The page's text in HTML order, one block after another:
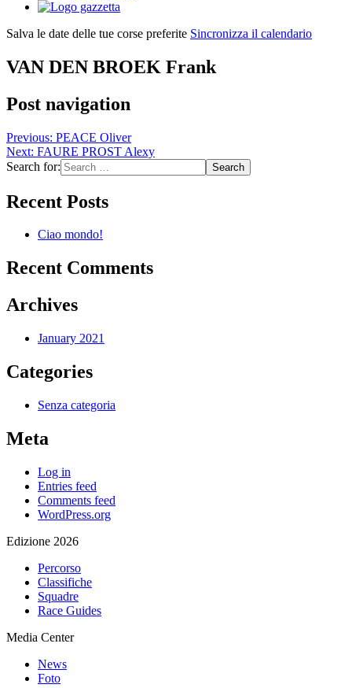
Salva le date delle tue corse preferite Sincronizza il calendario
VAN DEN BROEK Frank
Post navigation
Previous: PEACE Oliver
Next: FAURE PROST Alexy
Search for:
Recent Posts
Ciao mondo!
Recent Comments
Archives
January 2021
Categories
Senza categoria
Meta
Log in
Entries feed
Comments feed
WordPress.org
Edizione 2026
Percorso
Classifiche
Squadre
Race Guides
Media Center
News
Foto